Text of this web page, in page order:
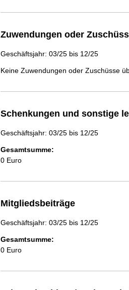
Zuwendungen oder
Geschäftsjahr: 03/25 bis 12/25
Keine Zuwendungen oder Zuschüsse
Schenkungen und sonstige
Geschäftsjahr: 03/25 bis 12/25
Gesamtsumme:
0 Euro
Mitgliedsbeiträge
Geschäftsjahr: 03/25 bis 12/25
Gesamtsumme:
0 Euro